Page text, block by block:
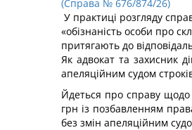
(Справа № 676/874/26)
У практиці розгляду
«обізнаність особи про
притягають до
Як адвокат та захисник
апеляційним судом
Йдеться про справу щодо
грн із позбавленням
без змін апеляційним